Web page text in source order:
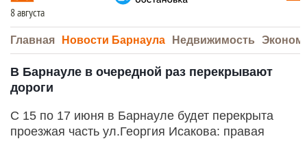
8 августа
Главная Новости Барнаула Недвижимость
В Барнауле в очередной раз перекрывают
дороги
С 15 по 17 июня в Барнауле будет перекрыта
проезжая часть ул.Георгия Исакова: правая